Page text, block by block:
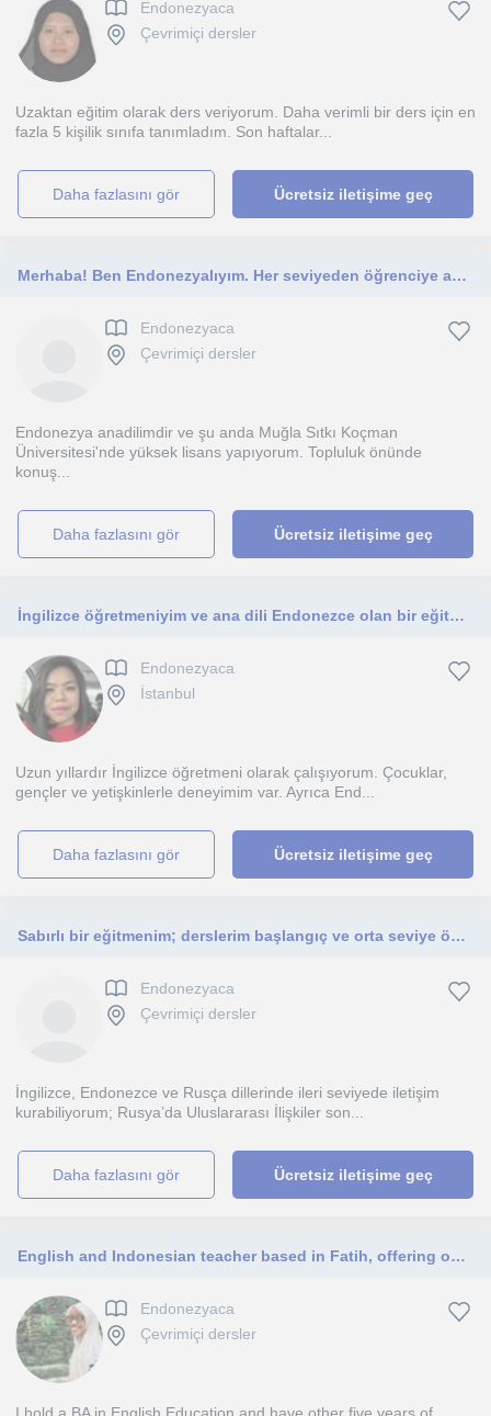
Endonezyaca
Çevrimiçi dersler
Uzaktan eğitim olarak ders veriyorum. Daha verimli bir ders için en
fazla 5 kişilik sınıfa tanımladım. Son haftalar...
daha fazlasını gör Ücretsiz iletişime geç
Merhaba! Ben Endonezyalıyım. Her seviyeden öğrenciye anadilim olan Endonezyacayı pratik ve eğlenceli bir şekilde öğretebilirim.
Endonezyaca
Çevrimiçi dersler
Endonezya anadilimdir ve şu anda Muğla Sıtkı Koçman
Üniversitesi'nde yüksek lisans yapıyorum. Topluluk önünde
konuş...
daha fazlasını gör Ücretsiz iletişime geç
İngilizce öğretmeniyim ve ana dili Endonezce olan bir eğitmen olarak her yaş grubuna İngilizce ve Endonezce dersleri veriyorum
Endonezyaca
İstanbul
Uzun yıllardır İngilizce öğretmeni olarak çalışıyorum. Çocuklar,
gençler ve yetişkinlerle deneyimim var. Ayrıca End...
daha fazlasını gör Ücretsiz iletişime geç
Sabırlı bir eğitmenim; derslerim başlangıç ve orta seviye öğrencilere yöneliktir.
Endonezyaca
Çevrimiçi dersler
İngilizce, Endonezce ve Rusça dillerinde ileri seviyede iletişim
kurabiliyorum; Rusya’da Uluslararası İlişkiler son...
daha fazlasını gör Ücretsiz iletişime geç
English and Indonesian teacher based in Fatih, offering online classes.
Endonezyaca
Çevrimiçi dersler